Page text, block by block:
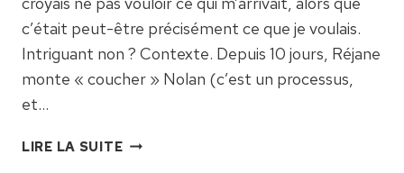
c’était peut-être précisément ce que je voulais.
Intriguant non ? Contexte. Depuis 10 jours, Réjane
monte « coucher » Nolan (c’est un processus,
et…
LIRE LA SUITE2.